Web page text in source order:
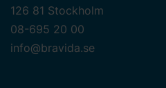
Kristianstad
Kristinehamn
126 81 Stockholm
08-695 20 00
info@bravida.se